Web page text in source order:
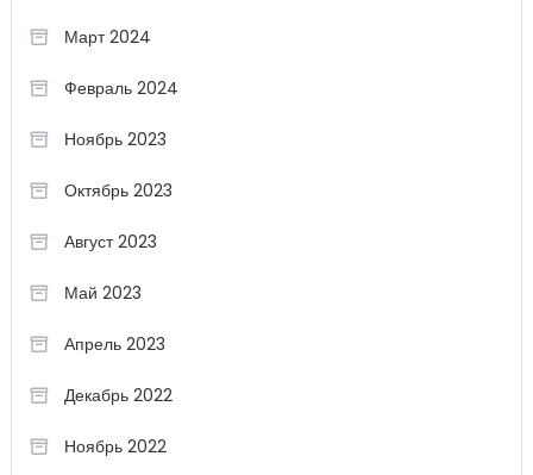
Март 2024
Февраль 2024
Ноябрь 2023
Октябрь 2023
Август 2023
Май 2023
Апрель 2023
Декабрь 2022
Ноябрь 2022